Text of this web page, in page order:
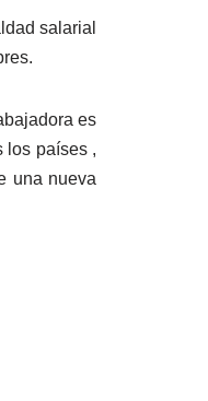
salarial
es
los países ,
una nueva